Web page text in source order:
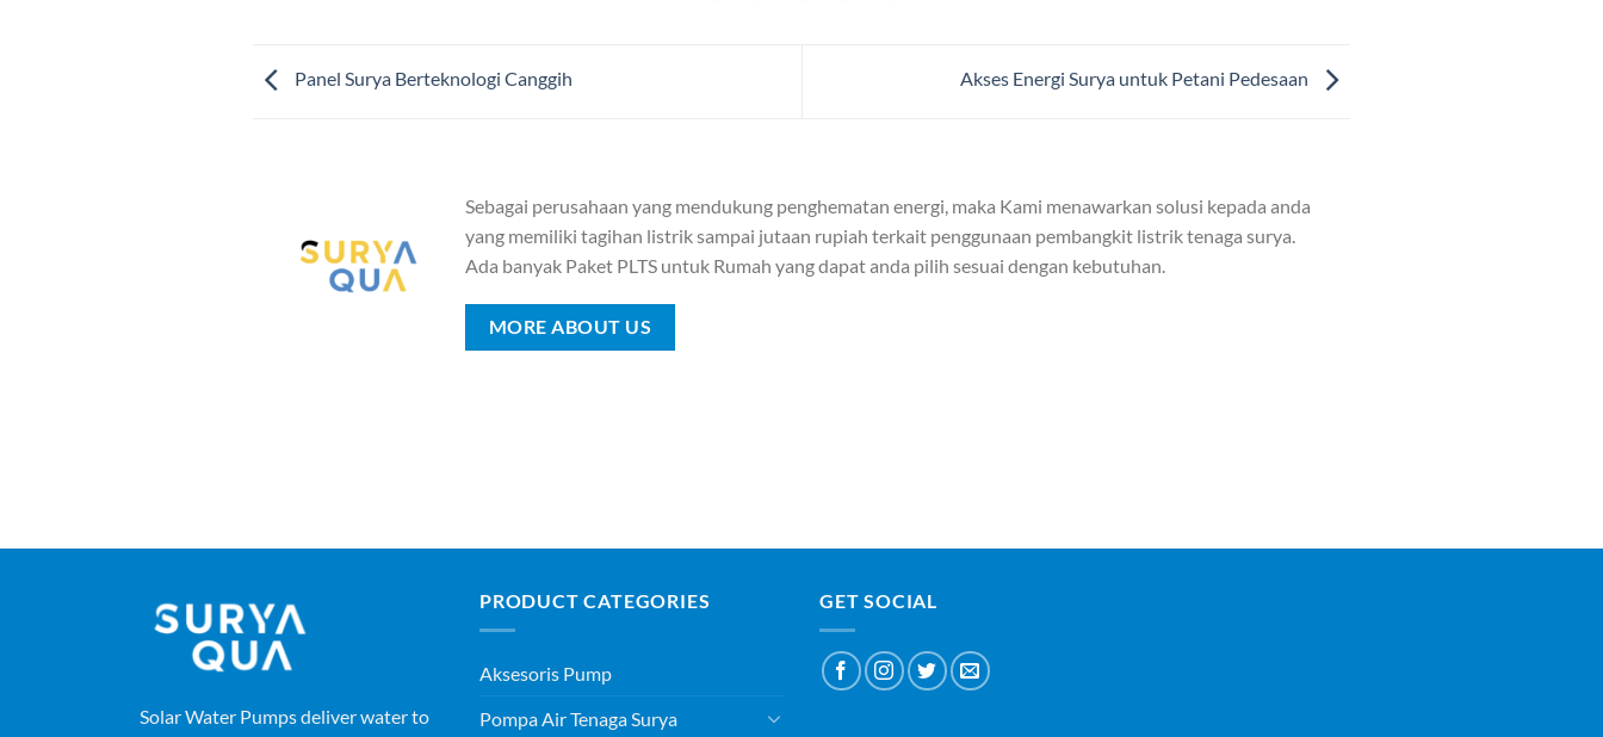
Panel Surya Berteknologi Canggih Akses Energi Surya untuk Petani Pedesaan
Sebagai perusahaan yang mendukung penghematan energi, maka Kami menawarkan solusi kepada anda
yang memiliki tagihan listrik sampai jutaan rupiah terkait penggunaan pembangkit listrik tenaga surya.
Ada banyak Paket PLTS untuk Rumah yang dapat anda pilih sesuai dengan kebutuhan.
MORE ABOUT US
Solar Water Pumps deliver water to
PRODUCT CATEGORIES
Aksesoris Pump
Pompa Air Tenaga Surya
GET SOCIAL